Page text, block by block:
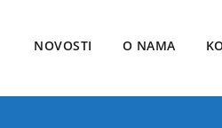
NOVOSTI O NAMA